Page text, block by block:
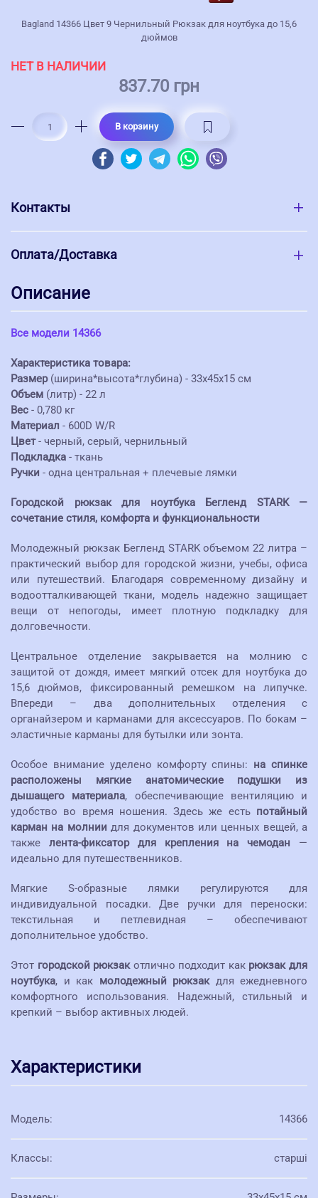
Bagland 14366 Цвет 9 Чернильный Рюкзак для ноутбука до 15,6
дюймов
НЕТ В НАЛИЧИИ
837.70 грн
В корзину
Контакты
Оплата/Доставка
Описание
Все модели 14366
Характеристика товара:
Размер(ширина*высота*глубина) - 33х45х15 см
Объем (литр) - 22 л
Вес - 0,780 кг
Материал - 600D W/R
Цвет- черный, серый, чернильный
Подкладка - ткань
Ручки - одна центральная + плечевые лямки
Городской рюкзак для ноутбука Бегленд STARK —
сочетание стиля, комфорта и функциональности
Молодежный рюкзак Бегленд STARK объемом 22 литра –
практический выбор для городской жизни, учебы, офиса
или путешествий. Благодаря современному дизайну и
водоотталкивающей ткани, модель надежно защищает
вещи от непогоды, имеет плотную подкладку для
долговечности.
Центральное отделение закрывается на молнию с
защитой от дождя, имеет мягкий отсек для ноутбука до
15,6 дюймов, фиксированный ремешком на липучке.
Впереди – два дополнительных отделения с
органайзером и карманами для аксессуаров. По бокам –
эластичные карманы для бутылки или зонта.
Особое внимание уделено комфорту спины: на спинке
расположены мягкие анатомические подушки из
дышащего материала, обеспечивающие вентиляцию и
удобство во время ношения. Здесь же есть потайный
карман на молнии для документов или ценных вещей, а
также лента-фиксатор для крепления на чемодан —
идеально для путешественников.
Мягкие S-образные лямки регулируются для
индивидуальной посадки. Две ручки для переноски:
текстильная и петлевидная – обеспечивают
дополнительное удобство.
Этот городской рюкзакотлично подходит как рюкзак для
ноутбука, и как молодежный рюкзакдля ежедневного
комфортного использования. Надежный, стильный и
крепкий – выбор активных людей.
Характеристики
Модель: 14366
Классы: старші